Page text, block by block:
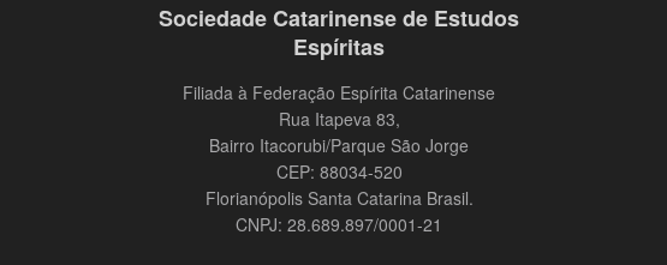
Sociedade Catarinense de Estudos
Espíritas
Filiada à Federação Espírita Catarinense
Rua Itapeva 83,
Bairro Itacorubi/Parque São Jorge
CEP: 88034-520
Florianópolis Santa Catarina Brasil.
CNPJ: 28.689.897/0001-21